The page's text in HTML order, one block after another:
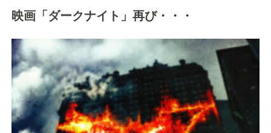
映画「ダークナイト」再び・・・